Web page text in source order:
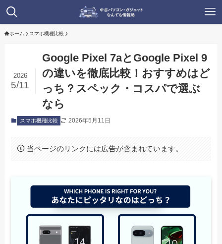
ホーム スマホ機種比較
Google Pixel 7aとGoogle Pixel 9
の違いを徹底比較！おすすめはど
っち？スペック・コスパで選ぶ
なら
2026
5/11
スマホ機種比較 2026年5月11日
当ページのリンクには広告が含まれています。